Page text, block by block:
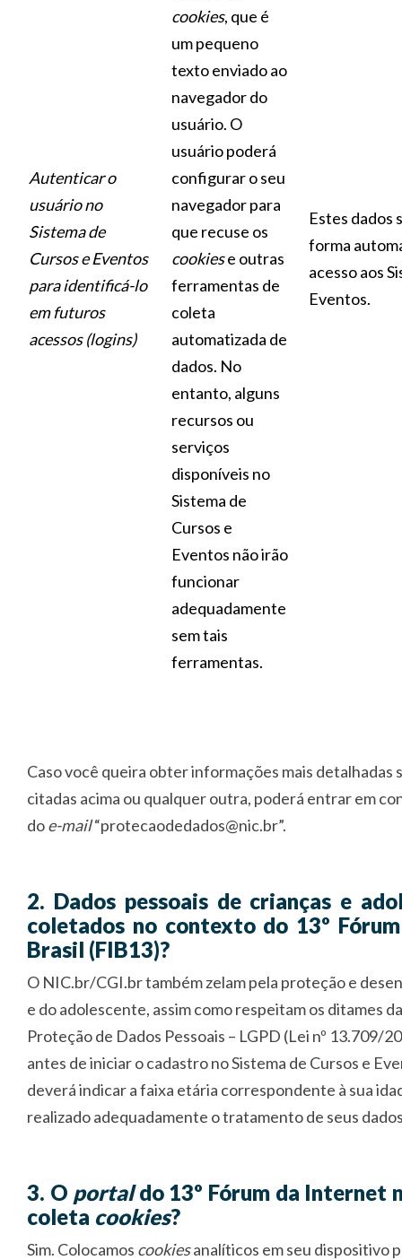
Autenticar o
usuário no
Sistema de
Cursos e Eventos
para identificá-lo
em futuros
acessos (logins)
cookies, que é
um pequeno
texto enviado ao
navegador do
usuário. O
usuário poderá
configurar o seu
navegador para
que recuse os
cookiese outras
ferramentas de
coleta
automatizada de
dados. No
entanto, alguns
recursos ou
serviços
disponíveis no
Sistema de
Cursos e
Eventos não irão
funcionar
adequadamente
sem tais
ferramentas.
Estes dados
forma
acesso aos
Eventos.
Caso você queira obter informações mais detalhadas
citadas acima ou qualquer outra, poderá entrar em
doe-mail“protecaodedados@nic.br”.
2. Dados pessoais de crianças e
coletados no contexto do 13º
Brasil (FIB13)?
O NIC.br/CGI.br também zelam pela proteção e
e do adolescente, assim como respeitam os ditames
Proteção de Dados Pessoais – LGPD (Lei nº 13.709/
antes de iniciar o cadastro no Sistema de Cursos e
deverá indicar a faixa etária correspondente à sua
realizado adequadamente o tratamento de seus
3. O portaldo 13º Fórum da Internet
coleta cookies?
Sim. Colocamos cookiesanalíticos em seu dispositivo